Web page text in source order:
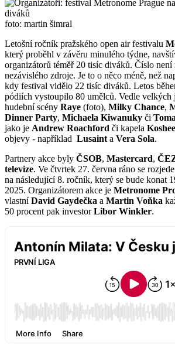
foto: martin šimral
Letošní ročník pražského open air festivalu
který proběhl v závěru minulého týdne,
organizátorů téměř 20 tisíc diváků. Číslo není
nezávislého zdroje. Je to o něco méně, než
kdy festival vidělo 22 tisíc diváků. Letos
pódiích vystoupilo 80 umělců. Vedle velkých
hudební scény Raye (foto), Milky Chance,
Dinner Party, Michaela Kiwanuky či
jako je Andrew Roachford či kapela
objevy - například Lusainta Vera Sola.
Partnery akce byly ČSOB, Mastercard,
televize. Ve čtvrtek 27. června ráno se
na následující 8. ročník, který se bude konat
2025. Organizátorem akce je Metronome
vlastníDavid Gaydečka a Martin Voňka
50 procent pak investorLibor Winkler.